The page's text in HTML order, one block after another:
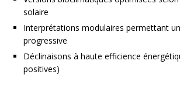
solaire
Interprétations modulaires permettant
progressive
Déclinaisons à haute efficience
positives)